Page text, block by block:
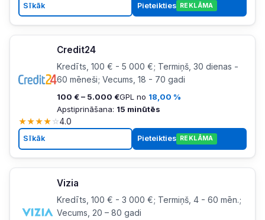
Sīkāk Pieteikties REKLĀMA
Credit24
Kredīts, 100 € - 5 000 €; Termiņš, 30 dienas -
60 mēneši; Vecums, 18 - 70 gadi
100 € – 5.000 €GPL no 18,00 %
Apstiprināšana: 15 minūtēs
★★★★☆4.0
Sīkāk Pieteikties REKLĀMA
Vizia
Kredīts, 100 € - 3 000 €; Termiņš, 4 - 60 mēn.;
Vecums, 20 – 80 gadi